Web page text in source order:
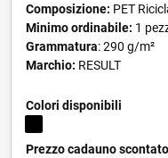
Composizione: PET
Minimo ordinabile: 1
Grammatura: 290 g/m²
Marchio: RESULT
Colori disponibili
Prezzo cadauno